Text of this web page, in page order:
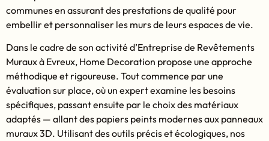
communes en assurant des prestations de qualité pour
embellir et personnaliser les murs de leurs espaces de vie.
Dans le cadre de son activité d’Entreprise de Revêtements
Muraux à Evreux, Home Decoration propose une approche
méthodique et rigoureuse. Tout commence par une
évaluation sur place, où un expert examine les besoins
spécifiques, passant ensuite par le choix des matériaux
adaptés — allant des papiers peints modernes aux panneaux
muraux 3D. Utilisant des outils précis et écologiques, nos